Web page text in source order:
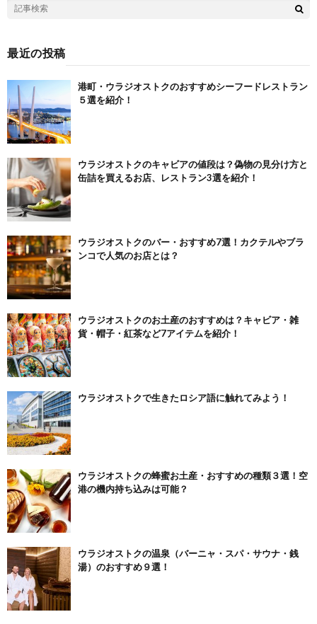
最近の投稿
港町・ウラジオストクのおすすめシーフードレストラン
５選を紹介！
ウラジオストクのキャビアの値段は？偽物の見分け方と
缶詰を買えるお店、レストラン3選を紹介！
ウラジオストクのバー・おすすめ7選！カクテルやブラ
ンコで人気のお店とは？
ウラジオストクのお土産のおすすめは？キャビア・雑
貨・帽子・紅茶など7アイテムを紹介！
ウラジオストクで生きたロシア語に触れてみよう！
ウラジオストクの蜂蜜お土産・おすすめの種類３選！空
港の機内持ち込みは可能？
ウラジオストクの温泉（バーニャ・スパ・サウナ・銭
湯）のおすすめ９選！